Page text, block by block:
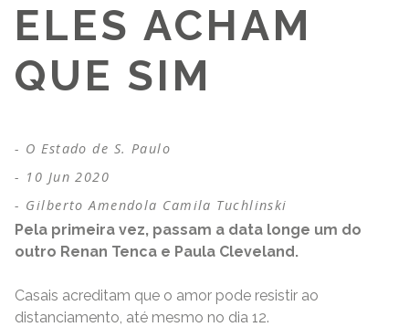
ELES ACHAM
QUE SIM
O Estado de S. Paulo
10 Jun 2020
Gilberto Amendola Camila Tuchlinski
Pela primeira vez, passam a data longe um do
outro Renan Tenca e Paula Cleveland.
Casais acreditam que o amor pode resistir ao
distanciamento, até mesmo no dia 12.